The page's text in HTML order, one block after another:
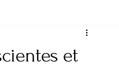
Ateliers et Formations
et